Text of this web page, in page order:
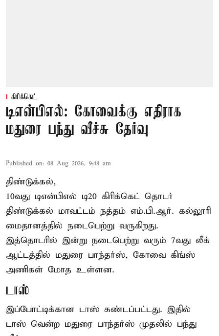
கிரிக்கெட்
டிஎன்பிஎல்: கோவைக்கு எதிராக
மதுரை பந்து வீச்சு தேர்வு
Published on: 08 Aug 2026, 9:48 am
திண்டுக்கல்,
10வது டிஎன்பிஎல் டி20 கிரிக்கெட் தொடர்
திண்டுக்கல் மாவட்டம் நத்தம் எம்.பி.ஆர். கல்லூரி
மைதானத்தில் நடைபெற்று வருகிறது.
இத்தொடரில் இன்று நடைபெற்று வரும் 7வது லீக்
ஆட்டத்தில் மதுரை பாந்தர்ஸ், கோவை கிங்ஸ்
அணிகள் மோத உள்ளன.
டாஸ்
இப்போட்டிக்கான டாஸ் சுண்டப்பட்டது. இதில்
டாஸ் வென்ற மதுரை பாந்தர்ஸ் முதலில் பந்து